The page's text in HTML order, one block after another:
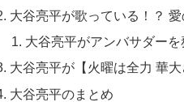
大谷亮平が歌っている！？
大谷亮平がアンバサダー
大谷亮平が【火曜は全力 華
大谷亮平のまとめ